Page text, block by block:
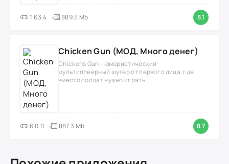
1.63.4 889.5 Mb 8.1
Chicken Gun (МОД, Много денег)
Chickens Gun - юмористический
мультиплеерный шутер от первого лица, где
вместо солдат нужно играть
6.0.0 887.3 Mb 8.7